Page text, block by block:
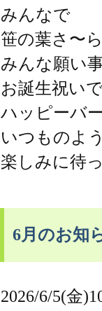
みんなで
笹の葉さ〜
みんな願い
お誕生祝い
ハッピーバ
いつものよ
楽しみに待
6月のお知
2026/6/5(金